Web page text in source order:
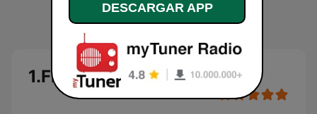
1.FM - Amsterdam Trance
DESCARGAR APP